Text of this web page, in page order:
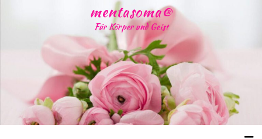
mentasoma®
Für Körper und Geist